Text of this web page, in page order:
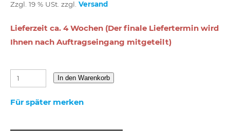
Zzgl. 19 % USt. zzgl. Versand
Lieferzeit ca. 4 Wochen (Der finale Liefertermin wird
Ihnen nach Auftragseingang mitgeteilt)
In den Warenkorb
Für später merken